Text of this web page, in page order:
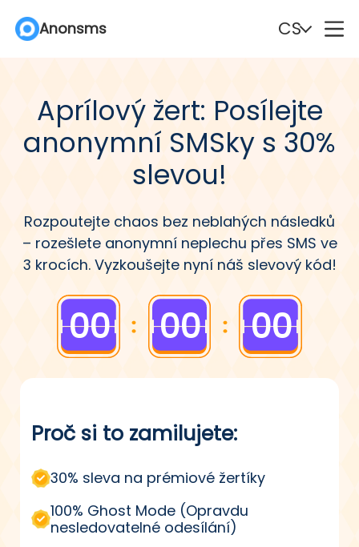
Anonsms CS
Deutsch Português
English (Philippines)
Français Nederlands
Türkçe Polski
Svenska Norsk
Čeština Dansk
Suomi
Aprílový žert: Posílejte
anonymní SMSky s 30%
slevou!
Rozpoutejte chaos bez neblahých následků
– rozešlete anonymní neplechu přes SMS ve
3 krocích. Vyzkoušejte nyní náš slevový kód!
00 00 00
Proč si to zamilujete:
30% sleva na prémiové žertíky
100% Ghost Mode (Opravdu
nesledovatelné odesílání)
Anonsms CS
Deutsch Português
English (Philippines)
Français Nederlands
Türkçe Polski
Svenska Norsk
Čeština Dansk
Suomi
Anonsms CS
Deutsch Português
English (Philippines)
Français Nederlands
Türkçe Polski
Svenska Norsk
Čeština Dansk
Suomi